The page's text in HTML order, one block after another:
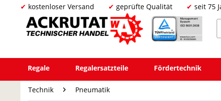
kostenloser Versand geprüfte Qualität seit 75
Regale Regalersatzteile Fördertechnik
Technik Pneumatik